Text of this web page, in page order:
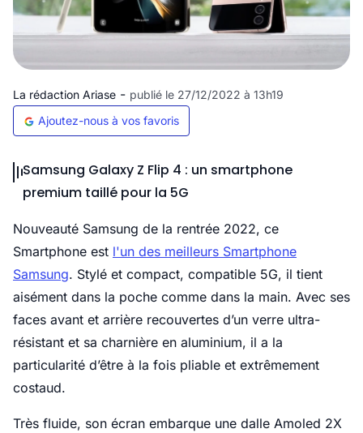
La rédaction Ariase - publié le 27/12/2022 à 13h19
Ajoutez-nous à vos favoris
Samsung Galaxy Z Flip 4 : un smartphone
premium taillé pour la 5G
Nouveauté Samsung de la rentrée 2022, ce
Smartphone est l'un des meilleurs Smartphone
Samsung. Stylé et compact, compatible 5G, il tient
aisément dans la poche comme dans la main. Avec ses
faces avant et arrière recouvertes d’un verre ultra-
résistant et sa charnière en aluminium, il a la
particularité d’être à la fois pliable et extrêmement
costaud.
Très fluide, son écran embarque une dalle Amoled 2X